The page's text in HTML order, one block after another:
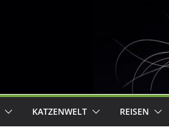
KATZENWELT REISEN